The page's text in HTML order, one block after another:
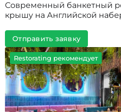
Современный банкетный
крышу на Английской
Отправить заявку
Restorating рекомендует